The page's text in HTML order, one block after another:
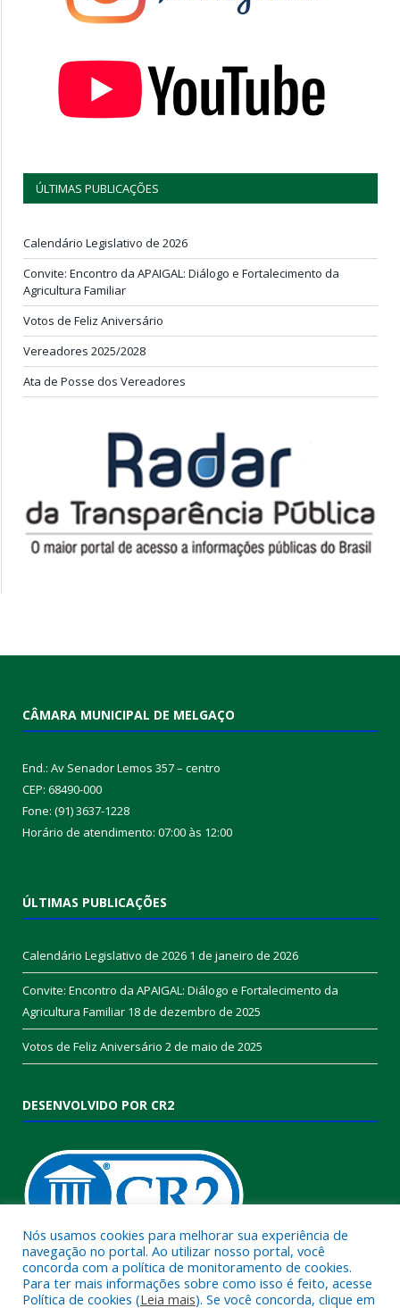
ÚLTIMAS PUBLICAÇÕES
Calendário Legislativo de 2026
Convite: Encontro da APAIGAL: Diálogo e Fortalecimento da
Agricultura Familiar
Votos de Feliz Aniversário
Vereadores 2025/2028
Ata de Posse dos Vereadores
CÂMARA MUNICIPAL DE MELGAÇO
End.: Av Senador Lemos 357 – centro
CEP: 68490-000
Fone: (91) 3637-1228
Horário de atendimento: 07:00 às 12:00
ÚLTIMAS PUBLICAÇÕES
Calendário Legislativo de 2026 1 de janeiro de 2026
Convite: Encontro da APAIGAL: Diálogo e Fortalecimento da
Agricultura Familiar 18 de dezembro de 2025
Votos de Feliz Aniversário 2 de maio de 2025
DESENVOLVIDO POR CR2
Muito mais quecriar siteousistema para prefeituras!
Realizamos umaassessoriacompleta, onde garantimos em
Nós usamos cookies para melhorar sua experiência de
navegação no portal. Ao utilizar nosso portal, você
concorda com a política de monitoramento de cookies.
Para ter mais informações sobre como isso é feito, acesse
Política de cookies (Leia mais). Se você concorda, clique em